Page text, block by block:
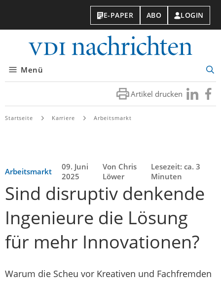
E-PAPER ABO LOGIN
Menü
Artikel drucken Besuchen
Sie
Sie
Startseite Karriere Arbeitsmarkt
Arbeitsmarkt
09. Juni
2025
Von Chris
Löwer
Lesezeit: ca. 3
Minuten
Sind disruptiv denkende
Ingenieure die Lösung
für mehr Innovationen?
Warum die Scheu vor Kreativen und Fachfremden